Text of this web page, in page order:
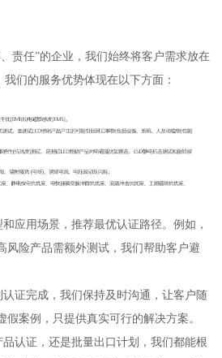
责任”的企业，我们始终将客户需求放在
们的服务优势体现在以下方面：
应用场景，推荐最优认证路径。例如，
风险产品需额外测试，我们帮助客户避
认证完成，我们保持及时沟通，让客户随
案例，只提供真实可行的解决方案。
品认证，还是批量出口计划，我们都能根